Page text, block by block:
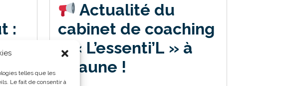
telles que les
Le fait de consentir à
:
Actualité du
cabinet de coaching
– « L’essenti’L » à
Beaune !